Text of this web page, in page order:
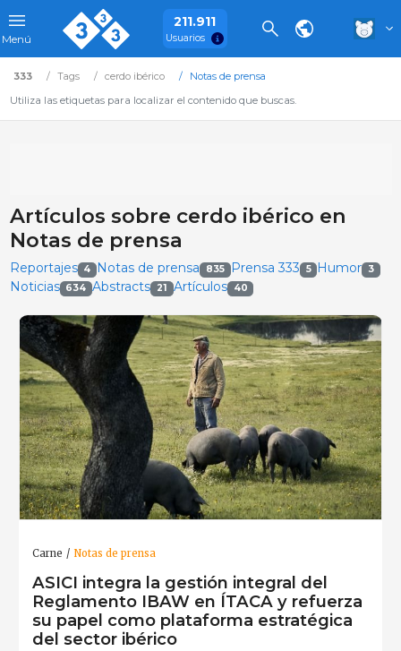
Menú
211.911
Usuarios
333 Tags cerdo ibérico
Notas de prensa
Utiliza las etiquetas para localizar el contenido que buscas.
Artículos sobre cerdo ibérico en
Notas de prensa
Reportajes 4 Notas de prensa 835 Prensa 333 5 Humor 3
Noticias 634 Abstracts 21 Artículos 40
Carne Notas de prensa
ASICI integra la gestión integral del
Reglamento IBAW en ÍTACA y refuerza
su papel como plataforma estratégica
del sector ibérico